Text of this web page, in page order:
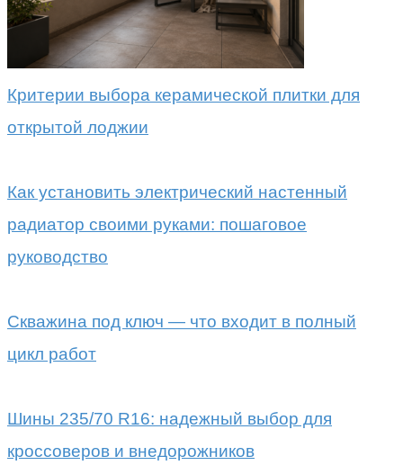
Критерии выбора керамической плитки для
открытой лоджии
Как установить электрический настенный
радиатор своими руками: пошаговое
руководство
Скважина под ключ — что входит в полный
цикл работ
Шины 235/70 R16: надежный выбор для
кроссоверов и внедорожников